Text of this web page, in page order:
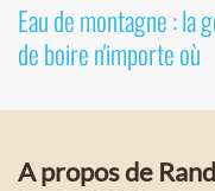
Eau de montagne : la
de boire n'importe où
A propos de